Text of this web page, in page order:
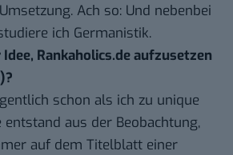
Ach so: Und nebenbei
ich Germanistik.
Rankaholics.de aufzusetzen
schon als ich zu unique
entstand aus der Beobachtung,
auf dem Titelblatt einer